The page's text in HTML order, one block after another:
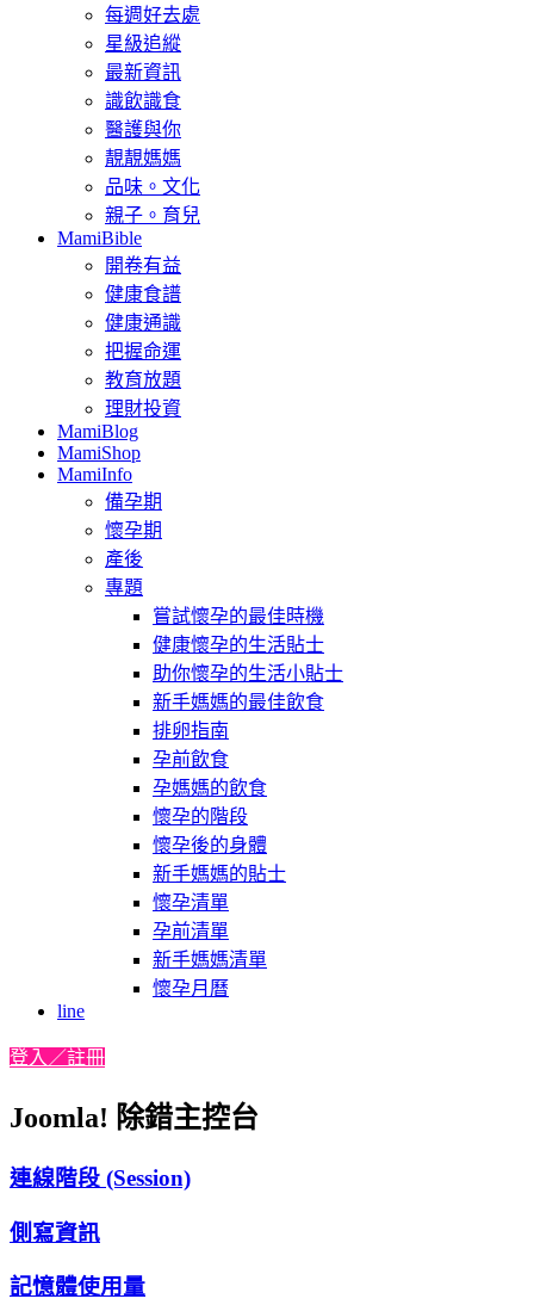
每週好去處
星級追縱
最新資訊
識飲識食
醫護與你
靚靚媽媽
品味。文化
親子。育兒
MamiBible
開卷有益
健康食譜
健康通識
把握命運
教育放題
理財投資
MamiBlog
MamiShop
MamiInfo
備孕期
懷孕期
產後
專題
嘗試懷孕的最佳時機
健康懷孕的生活貼士
助你懷孕的生活小貼士
新手媽媽的最佳飲食
排卵指南
孕前飲食
孕媽媽的飲食
懷孕的階段
懷孕後的身體
新手媽媽的貼士
懷孕清單
孕前清單
新手媽媽清單
懷孕月曆
line
登入／註冊
Joomla! 除錯主控台
連線階段 (Session)
側寫資訊
記憶體使用量